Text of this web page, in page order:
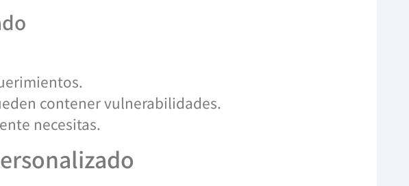
contener vulnerabilidades.
necesitas.